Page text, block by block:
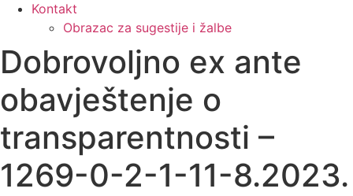
Kontakt
Obrazac za sugestije i žalbe
Dobrovoljno ex ante
obavještenje o
transparentnosti –
1269-0-2-1-11-8.2023.